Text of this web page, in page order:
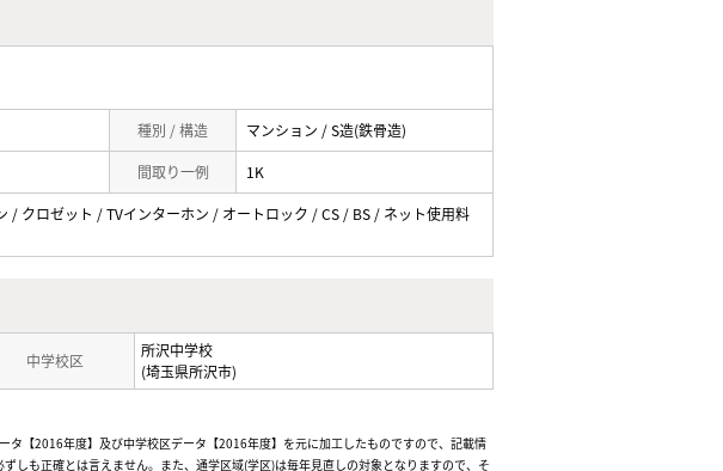
種別 / 構造 マンション / S造(鉄骨造)
間取り一例 1K
クロゼット / TVインターホン / オートロック / CS / BS / ネット使用料
中学校区
所沢中学校
(埼玉県所沢市)
【2016年度】及び中学校区データ【2016年度】を元に加工したものですので、記載情
しも正確とは言えません。また、通学区域(学区)は毎年見直しの対象となりますので、そ